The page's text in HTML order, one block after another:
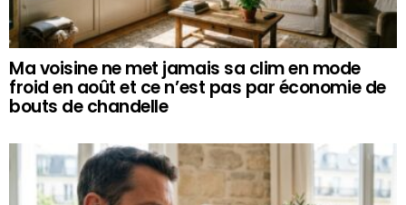
Ma voisine ne met jamais sa clim en mode
froid en août et ce n’est pas par économie de
bouts de chandelle